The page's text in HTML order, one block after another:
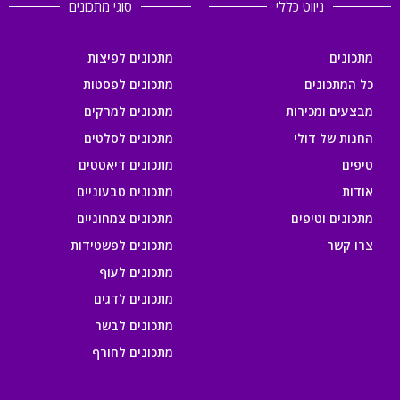
ניווט כללי
מתכונים
כל המתכונים
מבצעים ומכירות
החנות של דולי
טיפים
אודות
מתכונים וטיפים
צרו קשר
סוגי מתכונים
מתכונים לפיצות
מתכונים לפסטות
מתכונים למרקים
מתכונים לסלטים
מתכונים דיאטטים
מתכונים טבעוניים
מתכונים צמחוניים
מתכונים לפשטידות
מתכונים לעוף
מתכונים לדגים
מתכונים לבשר
מתכונים לחורף